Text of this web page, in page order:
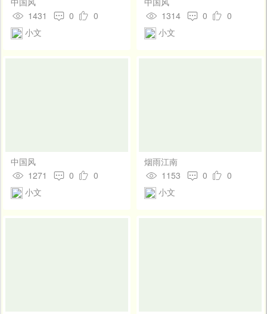
1431
0
0
小文
1314
0
0
小文
中国风
1271
0
0
小文
烟雨江南
1153
0
0
小文